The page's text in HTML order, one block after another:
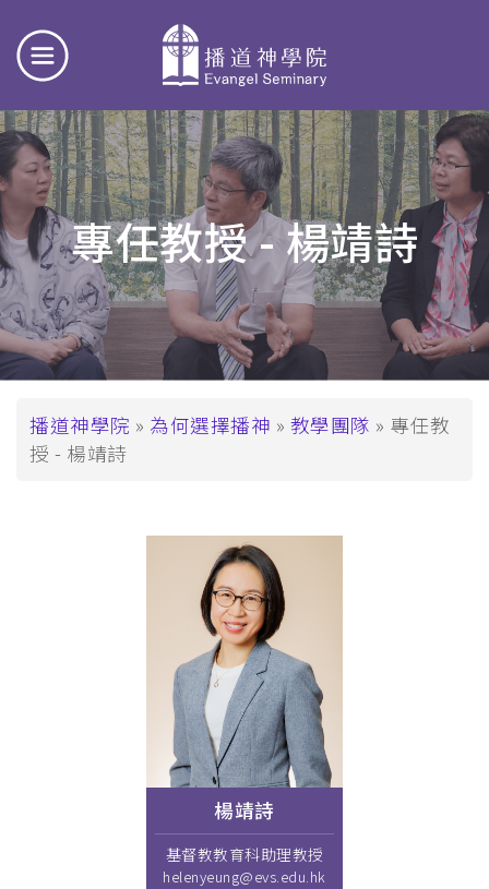
專任教授 - 楊靖詩
導
航
播道神學院 為何選擇播神 教學團隊
專任教
授 - 楊靖詩
楊靖詩
基督教教育科助理教授
helenyeung@evs.edu.hk